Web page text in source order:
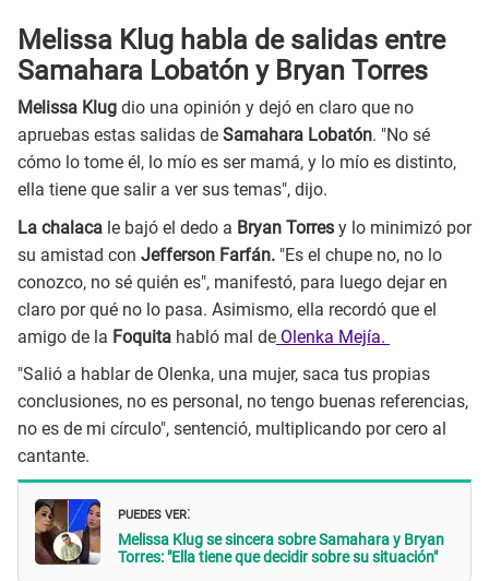
Melissa Klug habla de salidas entre
Samahara Lobatón y Bryan Torres
Melissa Klug dio una opinión y dejó en claro que no
apruebas estas salidas de Samahara Lobatón. "No sé
cómo lo tome él, lo mío es ser mamá, y lo mío es distinto,
ella tiene que salir a ver sus temas", dijo.
La chalaca le bajó el dedo a Bryan Torres y lo minimizó por
su amistad con Jefferson Farfán. "Es el chupe no, no lo
conozco, no sé quién es", manifestó, para luego dejar en
claro por qué no lo pasa. Asimismo, ella recordó que el
amigo de la Foquita habló mal de Olenka Mejía.
"Salió a hablar de Olenka, una mujer, saca tus propias
conclusiones, no es personal, no tengo buenas referencias,
no es de mi círculo", sentenció, multiplicando por cero al
cantante.
PUEDES VER:
Melissa Klug se sincera sobre Samahara y Bryan
Torres: "Ella tiene que decidir sobre su situación"